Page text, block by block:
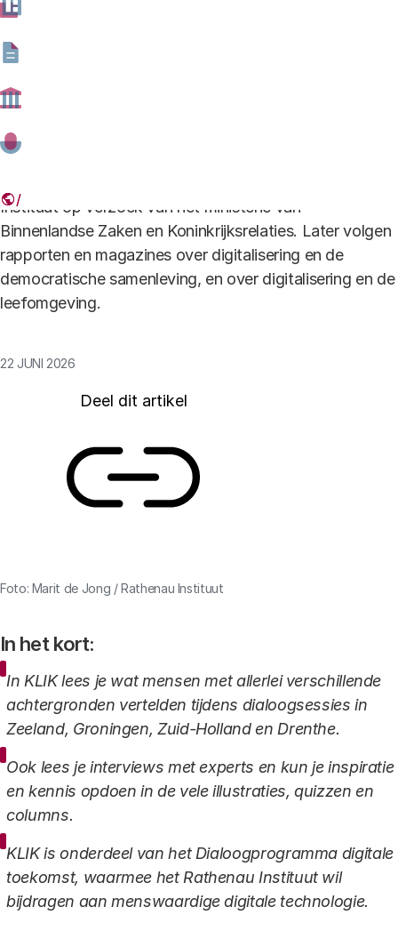
quizzen en lees je over de verschillende ervaringen van
deelnemers aan de dialoogsessies. Fysieke exemplaren
verspreiden we via huisartsen en bibliotheken.
Het magazine vormt samen met het onderzoeksrapport
"Hoeveel pixels is een knuffel?" de afronding van het
eerste deel van het Dialoogprogramma digitale
Instituut op verzoek van het ministerie van
Binnenlandse Zaken en Koninkrijksrelaties. Later volgen
rapporten en magazines over digitalisering en de
democratische samenleving, en over digitalisering en de
leefomgeving.
22 JUNI 2026
Deel dit artikel
Foto: Marit de Jong / Rathenau Instituut
In het kort:
In KLIK lees je wat mensen met allerlei verschillende
achtergronden vertelden tijdens dialoogsessies in
Zeeland, Groningen, Zuid-Holland en Drenthe.
Ook lees je interviews met experts en kun je inspiratie
en kennis opdoen in de vele illustraties, quizzen en
columns.
KLIK is onderdeel van het Dialoogprogramma digitale
toekomst, waarmee het Rathenau Instituut wil
bijdragen aan menswaardige digitale technologie.